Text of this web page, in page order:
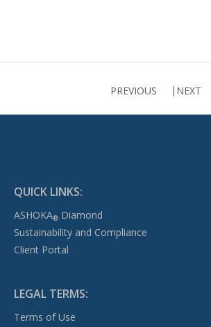
PREVIOUS NEXT
QUICK LINKS:
ASHOKA®Diamond
Sustainability and Compliance
Client Portal
LEGAL TERMS:
Terms of Use